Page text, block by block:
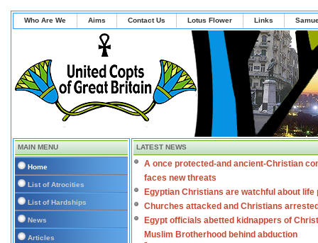
Who Are We Aims Contact Us Lotus Flower Links
MAIN MENU
Home
List of Atrocities
List of Hardships
News
Articles
LATEST NEWS
A once protected-and ancient-Christian
faces new threats
Egyptian Christians are watchful about life
Churches attacked and Christians
Egypt officials abetted kidnappers of
Muslim Brotherhood behind abduction